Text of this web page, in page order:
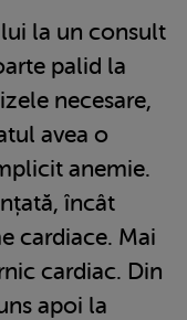
la un consult
palid la
necesare,
avea o
anemie.
încât
cardiace. Mai
cardiac. Din
apoi la